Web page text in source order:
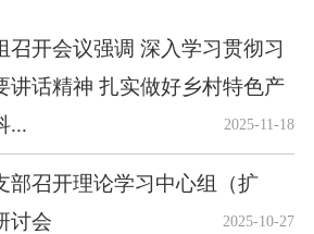
召开会议强调 深入学习贯彻习
讲话精神 扎实做好乡村特色产
...
2025-11-18
部召开理论学习中心组（扩
讨会
2025-10-27